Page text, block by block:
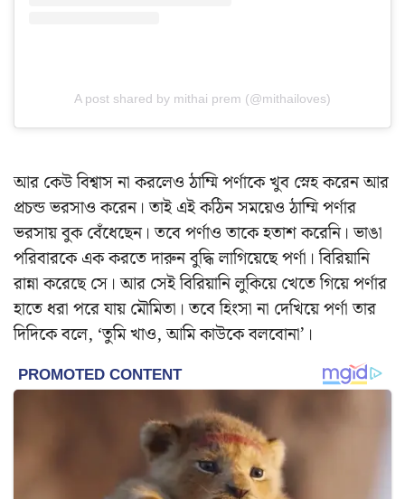
A post shared by mithai prem (@mithailoves)
আর কেউ বিশ্বাস না করলেও ঠাম্মি পর্ণাকে খুব স্নেহ করেন আর
প্রচন্ড ভরসাও করেন। তাই এই কঠিন সময়েও ঠাম্মি পর্ণার
ভরসায় বুক বেঁধেছেন। তবে পর্ণাও তাকে হতাশ করেনি। ভাঙা
পরিবারকে এক করতে দারুন বুদ্ধি লাগিয়েছে পর্ণা। বিরিয়ানি
রান্না করেছে সে। আর সেই বিরিয়ানি লুকিয়ে খেতে গিয়ে পর্ণার
হাতে ধরা পরে যায় মৌমিতা। তবে হিংসা না দেখিয়ে পর্ণা তার
দিদিকে বলে, ‘তুমি খাও, আমি কাউকে বলবোনা’।